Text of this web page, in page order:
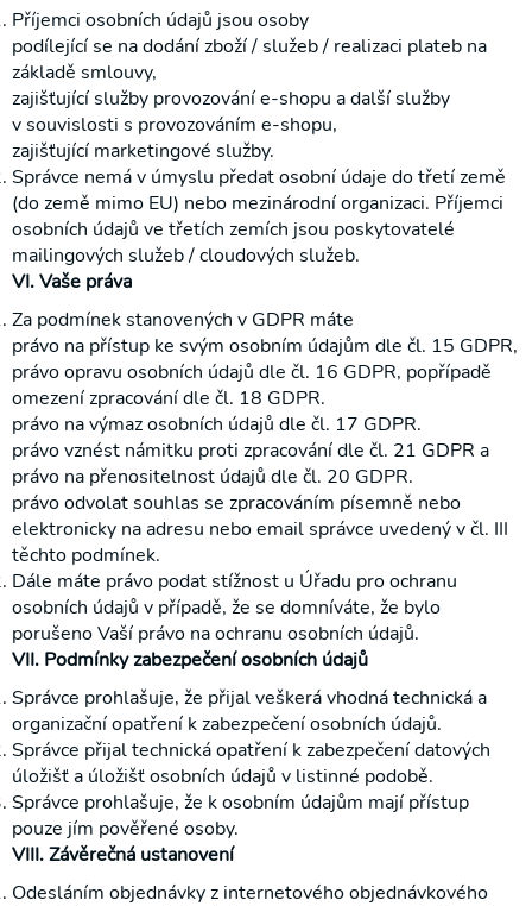
Příjemci osobních údajů jsou osoby
podílející se na dodání zboží / služeb / realizaci plateb na
základě smlouvy,
zajišťující služby provozování e-shopu a další služby
v souvislosti s provozováním e-shopu,
zajišťující marketingové služby.
Správce nemá v úmyslu předat osobní údaje do třetí země
(do země mimo EU) nebo mezinárodní organizaci. Příjemci
osobních údajů ve třetích zemích jsou poskytovatelé
mailingových služeb / cloudových služeb.
VI. Vaše práva
Za podmínek stanovených v GDPR máte
právo na přístup ke svým osobním údajům dle čl. 15 GDPR,
právo opravu osobních údajů dle čl. 16 GDPR, popřípadě
omezení zpracování dle čl. 18 GDPR.
právo na výmaz osobních údajů dle čl. 17 GDPR.
právo vznést námitku proti zpracování dle čl. 21 GDPR a
právo na přenositelnost údajů dle čl. 20 GDPR.
právo odvolat souhlas se zpracováním písemně nebo
elektronicky na adresu nebo email správce uvedený v čl. III
těchto podmínek.
Dále máte právo podat stížnost u Úřadu pro ochranu
osobních údajů v případě, že se domníváte, že bylo
porušeno Vaší právo na ochranu osobních údajů.
VII. Podmínky zabezpečení osobních údajů
Správce prohlašuje, že přijal veškerá vhodná technická a
organizační opatření k zabezpečení osobních údajů.
Správce přijal technická opatření k zabezpečení datových
úložišť a úložišť osobních údajů v listinné podobě.
Správce prohlašuje, že k osobním údajům mají přístup
pouze jím pověřené osoby.
VIII. Závěrečná ustanovení
Odesláním objednávky z internetového objednávkového
S námi již žádnou akční nabídku
nepropásnete!
Přihlaste se k odběru novinek a mějte přehled o
našich akčních nabídkách.